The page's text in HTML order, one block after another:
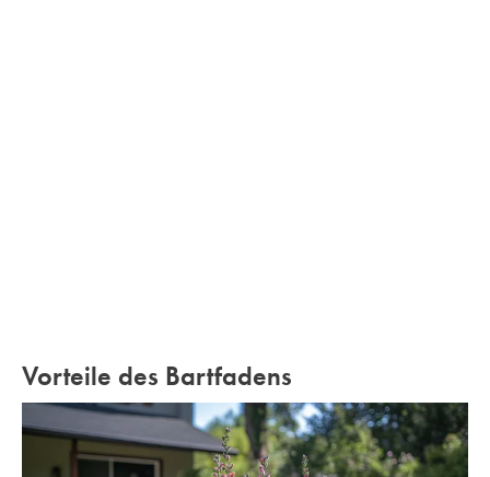
Vorteile des Bartfadens